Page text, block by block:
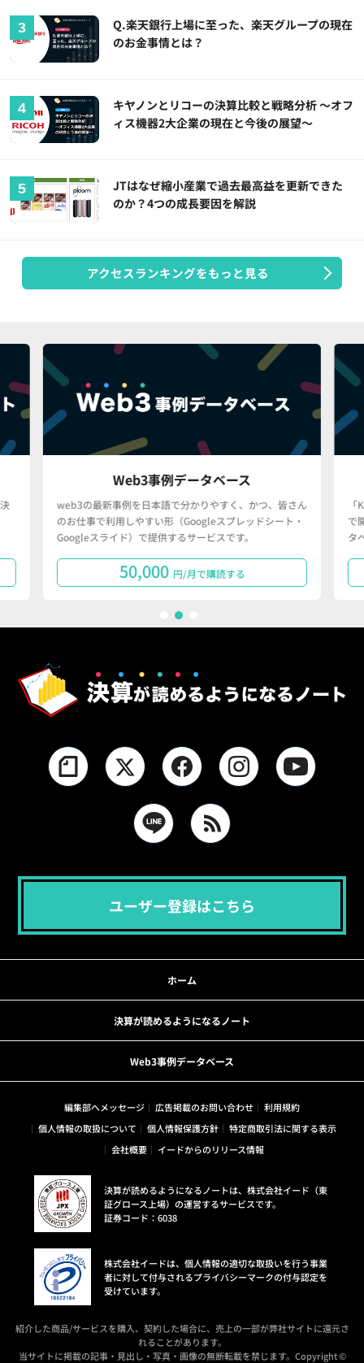
Q.楽天銀行上場に至った、楽天グループの現在
のお金事情とは？
キヤノンとリコーの決算比較と戦略分析 ～オフ
ィス機器2大企業の現在と今後の展望～
JTはなぜ縮小産業で過去最高益を更新できた
のか？4つの成長要因を解説
アクセスランキングをもっと見る
Web3事例データベース
web3の最新事例を日本語で分かりやすく、かつ、皆さん
のお仕事で利用しやすい形（Googleスプレッドシート・
Googleスライド）で提供するサービスです。
50,000 円/月で購読する
で
タ
ユーザー登録はこちら
ホーム
決算が読めるようになるノート
Web3事例データベース
編集部へメッセージ 広告掲載のお問い合わせ
利用規約
個人情報の取扱について
個人情報保護方針
特定商取引法に関する表示
会社概要
イードからのリリース情報
決算が読めるようになるノートは、株式会社イード（東
証グロース上場）の運営するサービスです。
証券コード：6038
株式会社イードは、個人情報の適切な取扱いを行う事業
者に対して付与されるプライバシーマークの付与認定を
受けています。
紹介した商品/サービスを購入、契約した場合に、売上の一部が弊社サイトに還元さ
れることがあります。
当サイトに掲載の記事・見出し・写真・画像の無断転載を禁じます。Copyright ©